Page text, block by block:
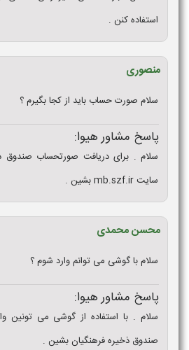
استفاده کنن .
منصوری
سلام صورت حساب باید از کجا بگیرم ؟
پاسخ مشاور هیوا:
سلام . برای دریافت صورتحساب صندوق
سایت mb.szf.ir بشین .
محسن محمدی
سلام با گوشی می توانم وارد شوم ؟
پاسخ مشاور هیوا:
سلام . با استفاده از گوشی می تونین
صندوق ذخیره فرهنگیان بشین .